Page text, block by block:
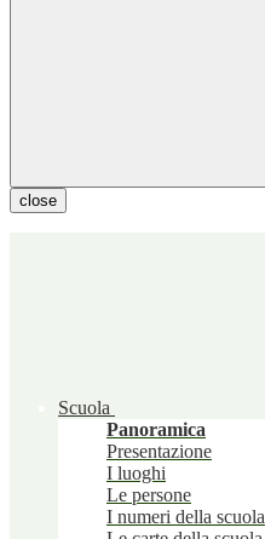
close
Scuola
Panoramica
Presentazione
I luoghi
Le persone
I numeri della scuola